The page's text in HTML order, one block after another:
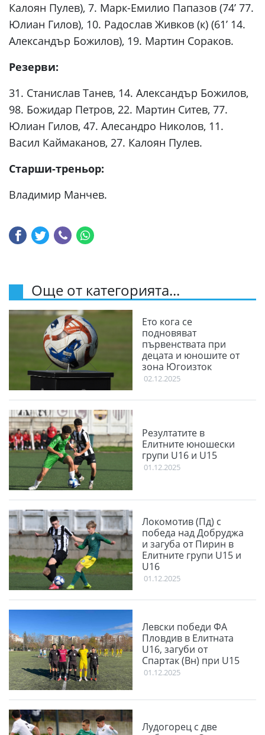
Калоян Пулев), 7. Марк-Емилио Папазов (74’ 77.
Юлиан Гилов), 10. Радослав Живков (к) (61’ 14.
Александър Божилов), 19. Мартин Сораков.
Резерви:
31. Станислав Танев, 14. Александър Божилов,
98. Божидар Петров, 22. Мартин Ситев, 77.
Юлиан Гилов, 47. Алесандро Николов, 11.
Васил Каймаканов, 27. Калоян Пулев.
Старши-треньор:
Владимир Манчев.
Още от категорията...
Ето кога се
подновяват
първенствата при
децата и юношите от
зона Югоизток
02.12.2025
Резултатите в
Елитните юношески
групи U16 и U15
01.12.2025
Локомотив (Пд) с
победа над Добруджа
и загуба от Пирин в
Елитните групи U15 и
U16
01.12.2025
Левски победи ФА
Пловдив в Елитната
U16, загуби от
Спартак (Вн) при U15
01.12.2025
Лудогорец с две